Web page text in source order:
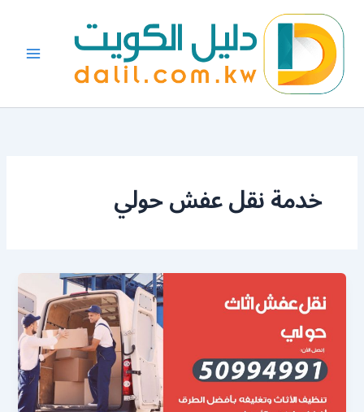
المحتوى
خدمة نقل عفش حولي